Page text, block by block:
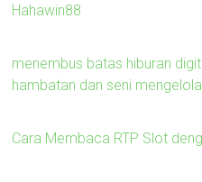
Hahawin88
menembus batas hiburan
hambatan dan seni
Cara Membaca RTP Slot